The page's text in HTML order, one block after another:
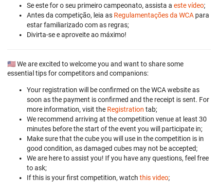
Se este for o seu primeiro campeonato, assista a este vídeo;
Antes da competição, leia as Regulamentações da WCA para
estar familiarizado com as regras;
Divirta-se e aproveite ao máximo!
🇺🇸 We are excited to welcome you and want to share some
essential tips for competitors and companions:
Your registration will be confirmed on the WCA website as
soon as the payment is confirmed and the receipt is sent. For
more information, visit the Registration tab;
We recommend arriving at the competition venue at least 30
minutes before the start of the event you will participate in;
Make sure that the cube you will use in the competition is in
good condition, as damaged cubes may not be accepted;
We are here to assist you! If you have any questions, feel free
to ask;
If this is your first competition, watch this video;